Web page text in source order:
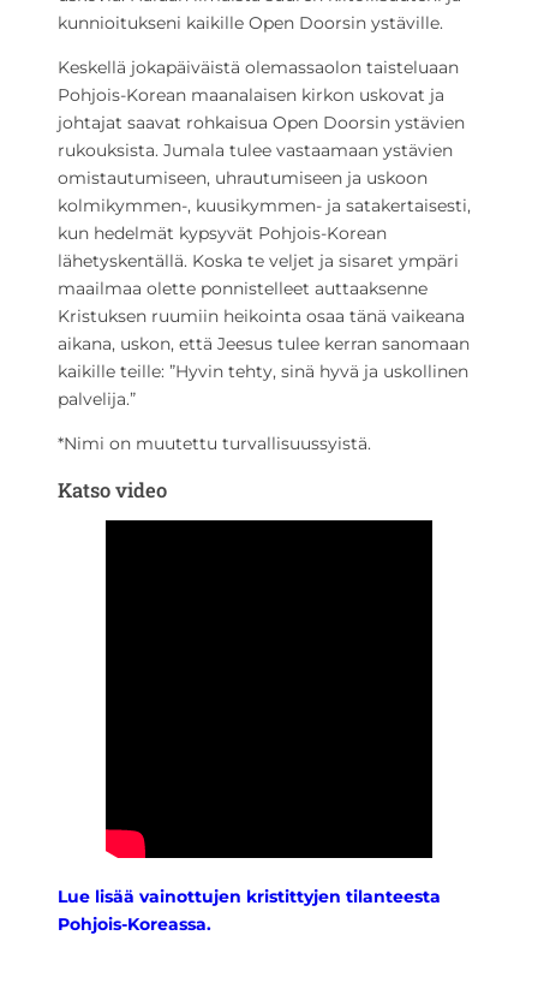
kunnioitukseni kaikille Open Doorsin ystäville.
Keskellä jokapäiväistä olemassaolon taisteluaan
Pohjois-Korean maanalaisen kirkon uskovat ja
johtajat saavat rohkaisua Open Doorsin ystävien
rukouksista. Jumala tulee vastaamaan ystävien
omistautumiseen, uhrautumiseen ja uskoon
kolmikymmen-, kuusikymmen- ja satakertaisesti,
kun hedelmät kypsyvät Pohjois-Korean
lähetyskentällä. Koska te veljet ja sisaret ympäri
maailmaa olette ponnistelleet auttaaksenne
Kristuksen ruumiin heikointa osaa tänä vaikeana
aikana, uskon, että Jeesus tulee kerran sanomaan
kaikille teille: ”Hyvin tehty, sinä hyvä ja uskollinen
palvelija.”
*Nimi on muutettu turvallisuussyistä.
Katso video
Lue lisää vainottujen kristittyjen tilanteesta
Pohjois-Koreassa.